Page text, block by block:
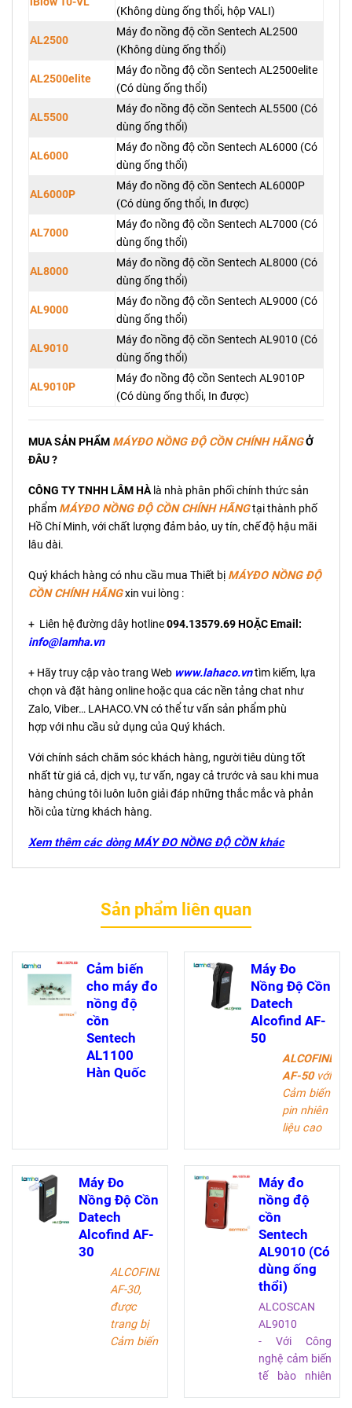
(Không dùng ống thổi, hộp VALI)
AL2500
Máy đo nồng độ cồn Sentech AL2500
(Không dùng ống thổi)
AL2500elite
Máy đo nồng độ cồn Sentech AL2500elite
(Có dùng ống thổi)
AL5500
Máy đo nồng độ cồn Sentech AL5500 (Có
dùng ống thổi)
AL6000
Máy đo nồng độ cồn Sentech AL6000 (Có
dùng ống thổi)
AL6000P
Máy đo nồng độ cồn Sentech AL6000P
(Có dùng ống thổi, In được)
AL7000
Máy đo nồng độ cồn Sentech AL7000 (Có
dùng ống thổi)
AL8000
Máy đo nồng độ cồn Sentech AL8000 (Có
dùng ống thổi)
AL9000
Máy đo nồng độ cồn Sentech AL9000 (Có
dùng ống thổi)
AL9010
Máy đo nồng độ cồn Sentech AL9010 (Có
dùng ống thổi)
AL9010P
Máy đo nồng độ cồn Sentech AL9010P
(Có dùng ống thổi, In được)
MUA SẢN PHẨM MÁYĐO NỒNG ĐỘ CỒNCHÍNH HÃNGỞ
ĐÂU ?
CÔNG TY TNHH LÂM HÀlà nhà phân phối chính thức sản
phẩm MÁYĐO NỒNG ĐỘ CỒNCHÍNH HÃNGtại thành phố
Hồ Chí Minh, với chất lượng đảm bảo, uy tín, chế độ hậu mãi
lâu dài.
Quý khách hàng có nhu cầu mua Thiết bị MÁYĐO NỒNG ĐỘ
CỒNCHÍNH HÃNGxin vui lòng :
+ Liên hệ đường dây hotline094.13579.69 HOẶC Email:
info@lamha.vn
+ Hãy truy cập vào trang Web www.lahaco.vntìm kiếm, lựa
chọn và đặt hàng online hoặc qua các nền tảng chat như
Zalo, Viber… LAHACO.VN có thể tư vấn sản phẩm phù
hợp với nhu cầu sử dụng của Quý khách.
Với chính sách chăm sóc khách hàng, người tiêu dùng tốt
nhất từ giá cả, dịch vụ, tư vấn, ngay cả trước và sau khi mua
hàng chúng tôi luôn luôn giải đáp những thắc mắc và phản
hồi của từng khách hàng.
Xem thêm các dòng MÁY ĐO NỒNG ĐỘ CỒN khác
Sản phẩm liên quan
Cảm biến
cho máy đo
nồng độ
cồn
Sentech
AL1100
Hàn Quốc
Máy Đo
Nồng Độ Cồn
Datech
Alcofind AF-
50
ALCOFIND
AF-50với
Cảm biến
pin nhiên
liệu cao
máy đo
hơi thở
chuyên
có độ tin
cậy cực
cao. AF-
50 cho
phép
kiểm tra
lịch sử
kiểm tra
chi tiết
Máy Đo
Nồng Độ Cồn
Datech
Alcofind AF-
30
ALCOFIND
AF-30,
được
trang bị
Cảm biến
Máy đo
nồng độ
cồn
Sentech
AL9010 (Có
dùng ống
thổi)
ALCOSCAN
AL9010
- Với Công
nghệ cảm biến
tế bào nhiên